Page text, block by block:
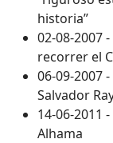
historia”
02-08-2007
recorrer el
06-09-2007
Salvador
14-06-2011
Alhama